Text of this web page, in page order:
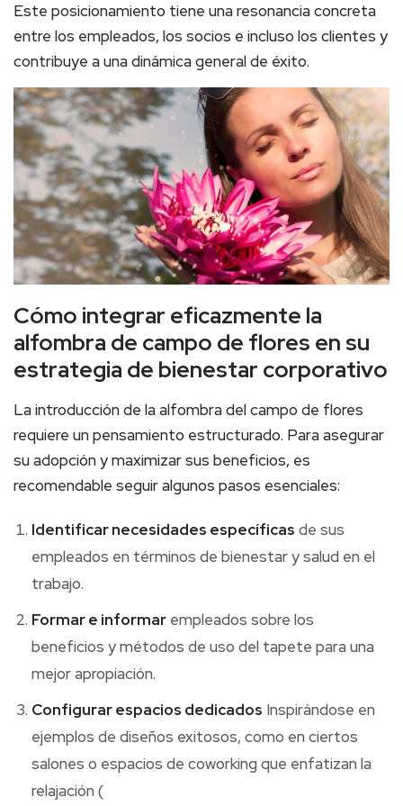
Este posicionamiento tiene una resonancia concreta
entre los empleados, los socios e incluso los clientes y
contribuye a una dinámica general de éxito.
Cómo integrar eficazmente la
alfombra de campo de flores en su
estrategia de bienestar corporativo
La introducción de la alfombra del campo de flores
requiere un pensamiento estructurado. Para asegurar
su adopción y maximizar sus beneficios, es
recomendable seguir algunos pasos esenciales:
Identificar necesidades específicas de sus
empleados en términos de bienestar y salud en el
trabajo.
Formar e informar empleados sobre los
beneficios y métodos de uso del tapete para una
mejor apropiación.
Configurar espacios dedicados Inspirándose en
ejemplos de diseños exitosos, como en ciertos
salones o espacios de coworking que enfatizan la
relajación (